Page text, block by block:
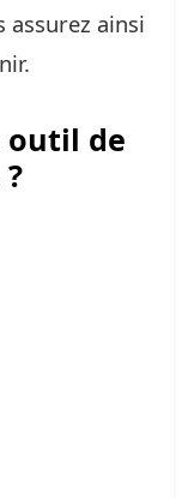
assurez ainsi
outil de